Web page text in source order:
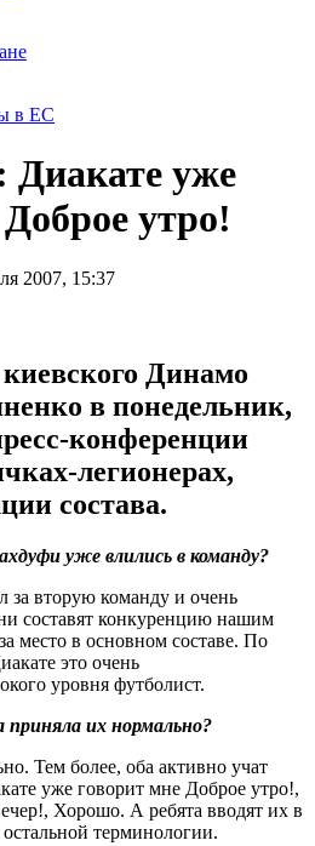
в ЕС
Диакате уже
утро!
2007, 15:37
Динамо
в понедельник,
конференции
легионерах,
состава.
уже влились в команду?
за вторую команду и очень
составят конкуренцию нашим
место в основном составе. По
это очень
уровня футболист.
приняла их нормально?
Тем более, оба активно учат
уже говорит мне Доброе утро!,
Хорошо. А ребята вводят их в
терминологии.